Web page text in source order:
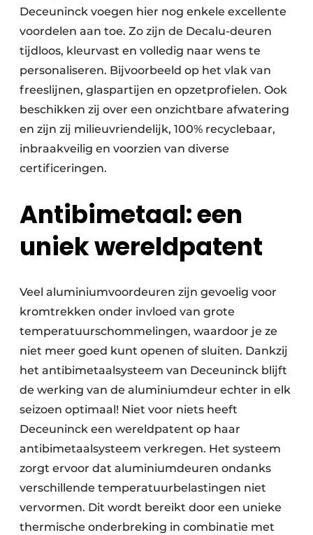
Deceuninck voegen hier nog enkele excellente
voordelen aan toe. Zo zijn de Decalu-deuren
tijdloos, kleurvast en volledig naar wens te
personaliseren. Bijvoorbeeld op het vlak van
freeslijnen, glaspartijen en opzetprofielen. Ook
beschikken zij over een onzichtbare afwatering
en zijn zij milieuvriendelijk, 100% recyclebaar,
inbraakveilig en voorzien van diverse
certificeringen.
Antibimetaal: een
uniek wereldpatent
Veel aluminiumvoordeuren zijn gevoelig voor
kromtrekken onder invloed van grote
temperatuurschommelingen, waardoor je ze
niet meer goed kunt openen of sluiten. Dankzij
het antibimetaalsysteem van Deceuninck blijft
de werking van de aluminiumdeur echter in elk
seizoen optimaal! Niet voor niets heeft
Deceuninck een wereldpatent op haar
antibimetaalsysteem verkregen. Het systeem
zorgt ervoor dat aluminiumdeuren ondanks
verschillende temperatuurbelastingen niet
vervormen. Dit wordt bereikt door een unieke
thermische onderbreking in combinatie met